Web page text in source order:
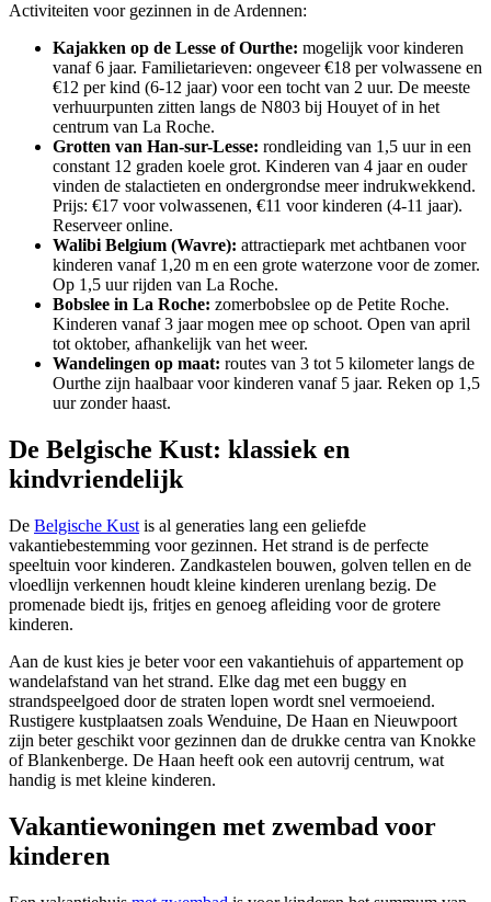
Activiteiten voor gezinnen in de Ardennen:
Kajakken op de Lesse of Ourthe: mogelijk voor kinderen
vanaf 6 jaar. Familietarieven: ongeveer €18 per volwassene en
€12 per kind (6-12 jaar) voor een tocht van 2 uur. De meeste
verhuurpunten zitten langs de N803 bij Houyet of in het
centrum van La Roche.
Grotten van Han-sur-Lesse: rondleiding van 1,5 uur in een
constant 12 graden koele grot. Kinderen van 4 jaar en ouder
vinden de stalactieten en ondergrondse meer indrukwekkend.
Prijs: €17 voor volwassenen, €11 voor kinderen (4-11 jaar).
Reserveer online.
Walibi Belgium (Wavre): attractiepark met achtbanen voor
kinderen vanaf 1,20 m en een grote waterzone voor de zomer.
Op 1,5 uur rijden van La Roche.
Bobslee in La Roche: zomerbobslee op de Petite Roche.
Kinderen vanaf 3 jaar mogen mee op schoot. Open van april
tot oktober, afhankelijk van het weer.
Wandelingen op maat: routes van 3 tot 5 kilometer langs de
Ourthe zijn haalbaar voor kinderen vanaf 5 jaar. Reken op 1,5
uur zonder haast.
De Belgische Kust: klassiek en
kindvriendelijk
De Belgische Kust is al generaties lang een geliefde
vakantiebestemming voor gezinnen. Het strand is de perfecte
speeltuin voor kinderen. Zandkastelen bouwen, golven tellen en de
vloedlijn verkennen houdt kleine kinderen urenlang bezig. De
promenade biedt ijs, fritjes en genoeg afleiding voor de grotere
kinderen.
Aan de kust kies je beter voor een vakantiehuis of appartement op
wandelafstand van het strand. Elke dag met een buggy en
strandspeelgoed door de straten lopen wordt snel vermoeiend.
Rustigere kustplaatsen zoals Wenduine, De Haan en Nieuwpoort
zijn beter geschikt voor gezinnen dan de drukke centra van Knokke
of Blankenberge. De Haan heeft ook een autovrij centrum, wat
handig is met kleine kinderen.
Vakantiewoningen met zwembad voor
kinderen